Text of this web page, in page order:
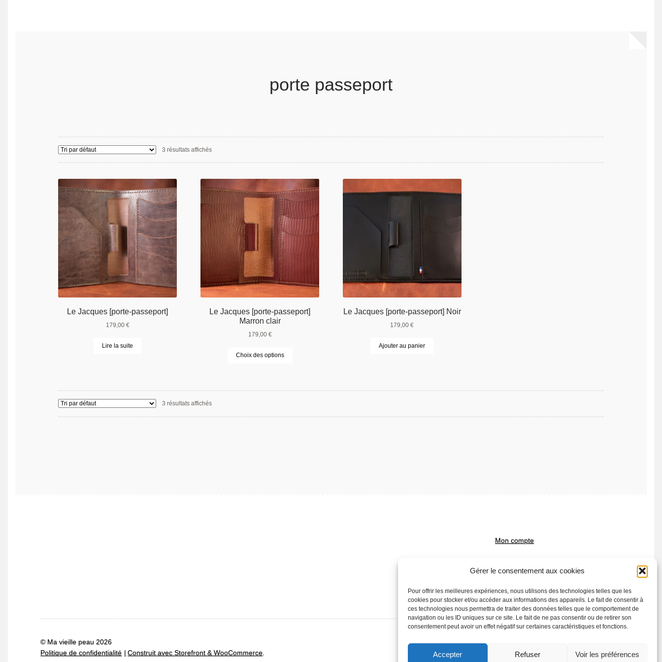
Gérer le consentement aux cookies
Pour offrir les meilleures expériences, nous utilisons des technologies telles que les
cookies pour stocker et/ou accéder aux informations des appareils. Le fait de consentir à
ces technologies nous permettra de traiter des données telles que le comportement de
navigation ou les ID uniques sur ce site. Le fait de ne pas consentir ou de retirer son
consentement peut avoir un effet négatif sur certaines caractéristiques et fonctions.
Accepter Refuser Voir les préférences
porte passeport
3 résultats affichés
Le Jacques [porte-passeport]
179,00 €
Lire la suite
Le Jacques [porte-passeport]
Marron clair
179,00 €
Choix des options
peuvent
Le Jacques [porte-passeport] Noir
179,00€
Ajouter au panier
3 résultats affichés
Mon compte
remboursements et de retours (CGV)
© Ma vieille peau 2026
Politique de confidentialité
Construit avec Storefront & WooCommerce